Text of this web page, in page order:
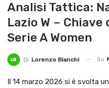
Analisi Tattica:
Lazio W –
Serie A Women
Di Lorenzo Bianchi Su
Il 14 marzo 2026 si è svolta